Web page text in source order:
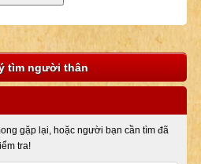
tìm người thân
gặp lại, hoặc người bạn cần tìm đã
tra!